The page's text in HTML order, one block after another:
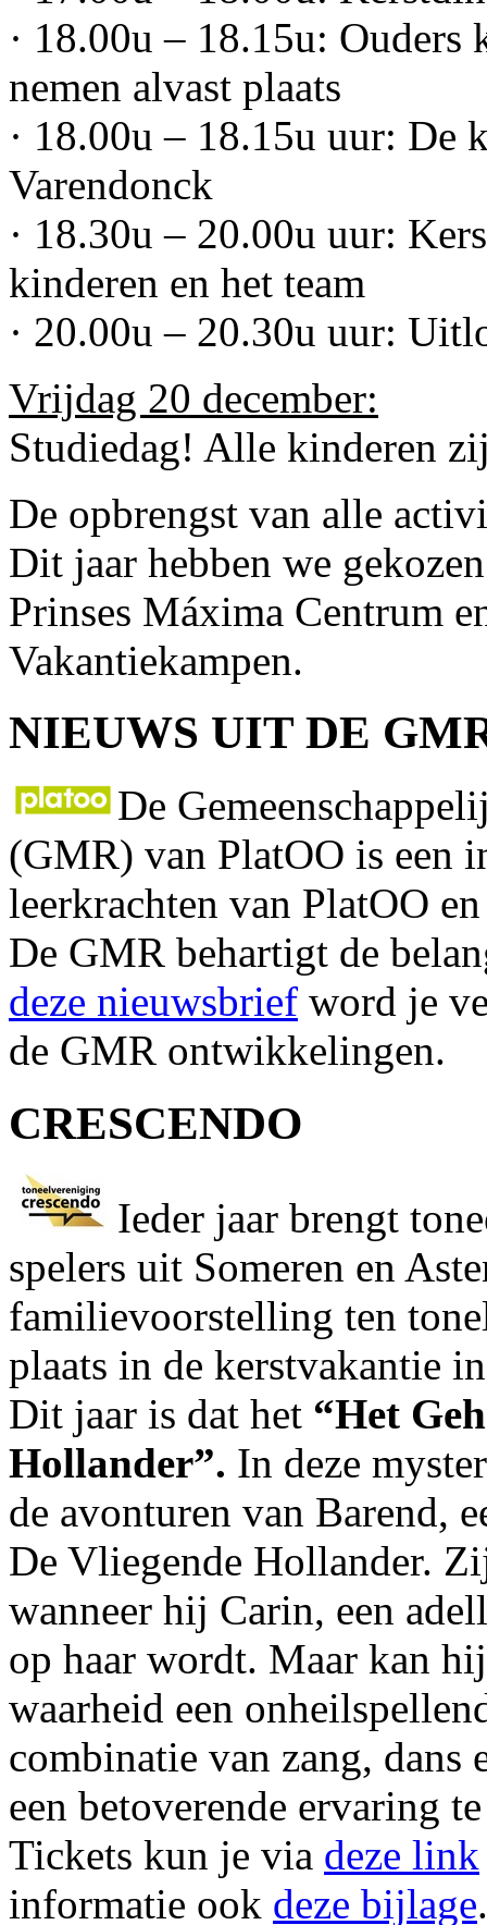
· 18.00u – 18.15u: Ouders
nemen alvast plaats
· 18.00u – 18.15u uur: De
Varendonck
· 18.30u – 20.00u uur:
kinderen en het team
· 20.00u – 20.30u uur:
Vrijdag 20 december:
Studiedag! Alle kinderen
De opbrengst van alle
Dit jaar hebben we
Prinses Máxima Centrum
Vakantiekampen.
NIEUWS UIT DE
De
(GMR) van PlatOO is een
leerkrachten van PlatOO
De GMR behartigt de
deze nieuwsbrief word je
de GMR ontwikkelingen.
CRESCENDO
Ieder jaar brengt
spelers uit Someren en
familievoorstelling ten
plaats in de kerstvakantie
Dit jaar is dat het “Het
Hollander”. In deze
de avonturen van Barend,
De Vliegende Hollander.
wanneer hij Carin, een
op haar wordt. Maar kan
waarheid een
combinatie van zang,
een betoverende ervaring
Tickets kun je via deze link
informatie ook deze bijlage.